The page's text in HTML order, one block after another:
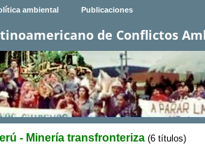
ambiental Publicaciones
de Conflictos
- Minería transfronteriza (6 títulos)